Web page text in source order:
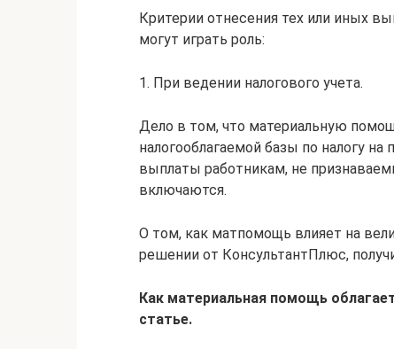
Критерии отнесения тех или иных
могут играть роль:
1. При ведении налогового учета.
Дело в том, что материальную
налогооблагаемой базы по налогу
выплаты работникам, не
включаются.
О том, как матпомощь влияет на
решении от КонсультантПлюс,
Как материальная помощь
статье.